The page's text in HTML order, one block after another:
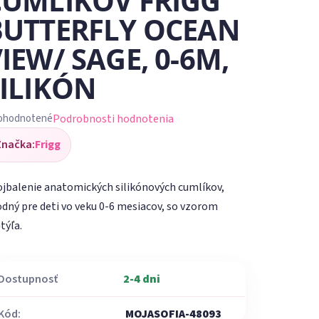
OCEAN
SAGE, 0-6M,
Podrobnosti hodnotenia
Frigg
anatomických silikónových cumlíkov,
pre deti vo veku 0-6 mesiacov, so vzorom
2-4 dni
MOJASOFIA-48093